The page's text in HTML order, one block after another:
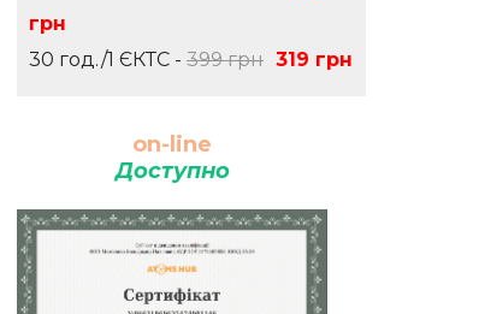
грн
30 год./1 ЄКТС - 399 грн 319 грн
on-line
Доступно